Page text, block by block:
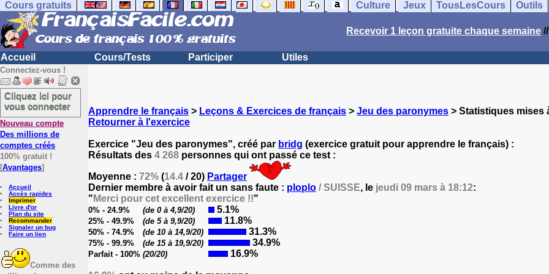
Cours gratuits Culture Jeux TousLesCours Outils
Recevoir 1 leçon gratuite chaque semaine
Accueil Cours/Tests Participer Utiles
Connectez-vous !
Cliquez ici pour
vous connecter
Nouveau compte
Des millions de
comptes créés
100% gratuit !
[Avantages]
Accueil
Accès rapides
Imprimer
Livre d'or
Plan du site
Recommander
Signaler un bug
Faire un lien
Comme des
Apprendre le français > Leçons & Exercices de français > Jeu des paronymes > Statistiques mises
Retourner à l'exercice
Exercice "Jeu des paronymes", créé par bridg (exercice gratuit pour apprendre le français) :
Résultats des 4 268 personnes qui ont passé ce test :
Moyenne : 72% (14.4 / 20) Partager
Dernier membre à avoir fait un sans faute : ploplo / SUISSE, le jeudi 09 mars à 18:12:
" Merci pour cet excellent exercice !!"
0% - 24.9% (de 0 à 4,9/20) 5.1%
25% - 49.9% (de 5 à 9,9/20) 11.8%
50% - 74.9% (de 10 à 14,9/20) 31.3%
75% - 99.9% (de 15 à 19,9/20) 34.9%
Parfait - 100% (20/20) 16.9%